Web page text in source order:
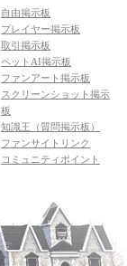
自由掲示板
プレイヤー掲示板
取引掲示板
ペットAI掲示板
ファンアート掲示板
スクリーンショット掲示
板
知識王（質問掲示板）
ファンサイトリンク
コミュニティポイント